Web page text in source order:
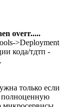
overr.....
>Deployment
кода/тдтп -
только если
полноценную